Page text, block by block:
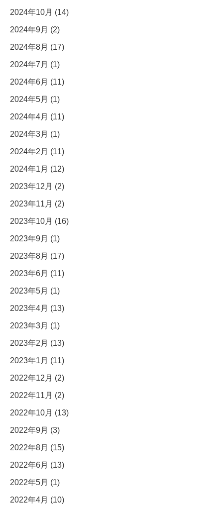
2024年10月 (14)
2024年9月 (2)
2024年8月 (17)
2024年7月 (1)
2024年6月 (11)
2024年5月 (1)
2024年4月 (11)
2024年3月 (1)
2024年2月 (11)
2024年1月 (12)
2023年12月 (2)
2023年11月 (2)
2023年10月 (16)
2023年9月 (1)
2023年8月 (17)
2023年6月 (11)
2023年5月 (1)
2023年4月 (13)
2023年3月 (1)
2023年2月 (13)
2023年1月 (11)
2022年12月 (2)
2022年11月 (2)
2022年10月 (13)
2022年9月 (3)
2022年8月 (15)
2022年6月 (13)
2022年5月 (1)
2022年4月 (10)